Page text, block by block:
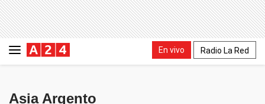
En vivo Radio La Red
Asia Argento